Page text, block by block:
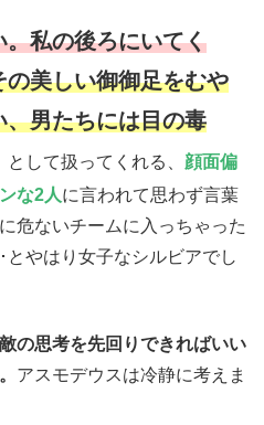
私の後ろにいてく
美しい御御足をむや
男たちには目の毒
して扱ってくれる、 顔面偏
な2人に言われて思わず言葉
危ないチームに入っちゃった
やはり女子なシルビアでし
の思考を先回りできればいい
アスモデウスは冷静に考えま